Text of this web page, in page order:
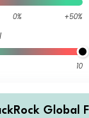
0% +50%
10
Global